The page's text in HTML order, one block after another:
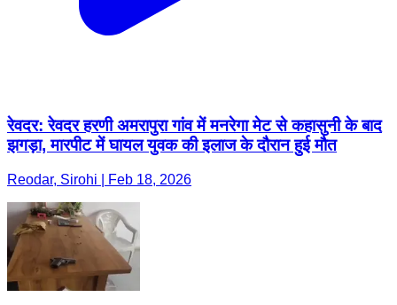
रेवदर: रेवदर हरणी अमरापुरा गांव में मनरेगा मेट से कहासुनी के बाद
झगड़ा, मारपीट में घायल युवक की इलाज के दौरान हुई मौत
Reodar, Sirohi | Feb 18, 2026